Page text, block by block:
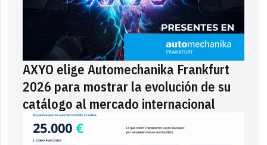
AXYO elige Automechanika Frankfurt
2026 para mostrar la evolución de su
catálogo al mercado internacional